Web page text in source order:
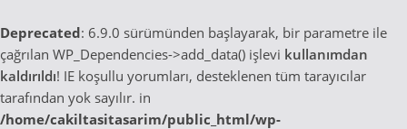
Deprecated: 6.9.0 sürümünden başlayarak, bir parametre ile
çağrılan WP_Dependencies->add_data() işlevi kullanımdan
kaldırıldı! IE koşullu yorumları, desteklenen tüm tarayıcılar
tarafından yok sayılır. in
/home/cakiltasitasarim/public_html/wp-